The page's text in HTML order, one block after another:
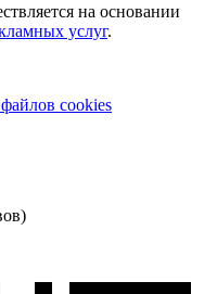
на основании
услуг.
cookies